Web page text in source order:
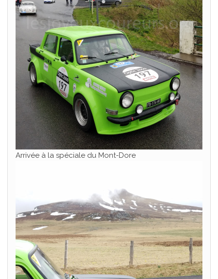
Arrivée à la spéciale du Mont-Dore